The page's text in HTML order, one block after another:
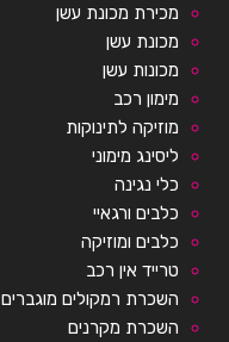
מכירת מכונת עשן
מכונת עשן
מכונות עשן
מימון רכב
מוזיקה לתינוקות
ליסינג מימוני
כלי נגינה
כלבים ורגאיי
כלבים ומוזיקה
טרייד אין רכב
השכרת רמקולים מוגברים
השכרת מקרנים